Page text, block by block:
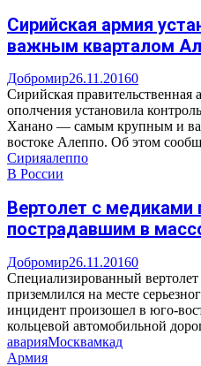
Сирийская армия
важным кварталом
Добромир26.11.20160
Сирийская правительственная
ополчения установила
Ханано — самым крупным и
востоке Алеппо. Об этом
Сирияалеппо
В России
Вертолет с
пострадавшим в
Добромир26.11.20160
Специализированный вертолет
приземлился на месте
инцидент произошел в юго-
кольцевой автомобильной
аварияМосквамкад
Армия